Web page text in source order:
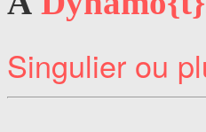
Singulier ou